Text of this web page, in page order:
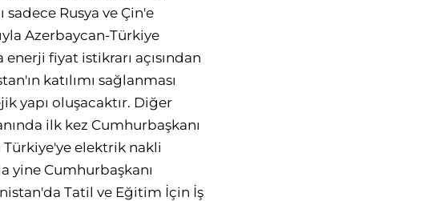
Rusya ve Çin'e
Azerbaycan-Türkiye
fiyat istikrarı açısından
katılımı sağlanması
yapı oluşacaktır. Diğer
ilk kez Cumhurbaşkanı
elektrik nakli
yine Cumhurbaşkanı
Tatil ve Eğitim İçin İş